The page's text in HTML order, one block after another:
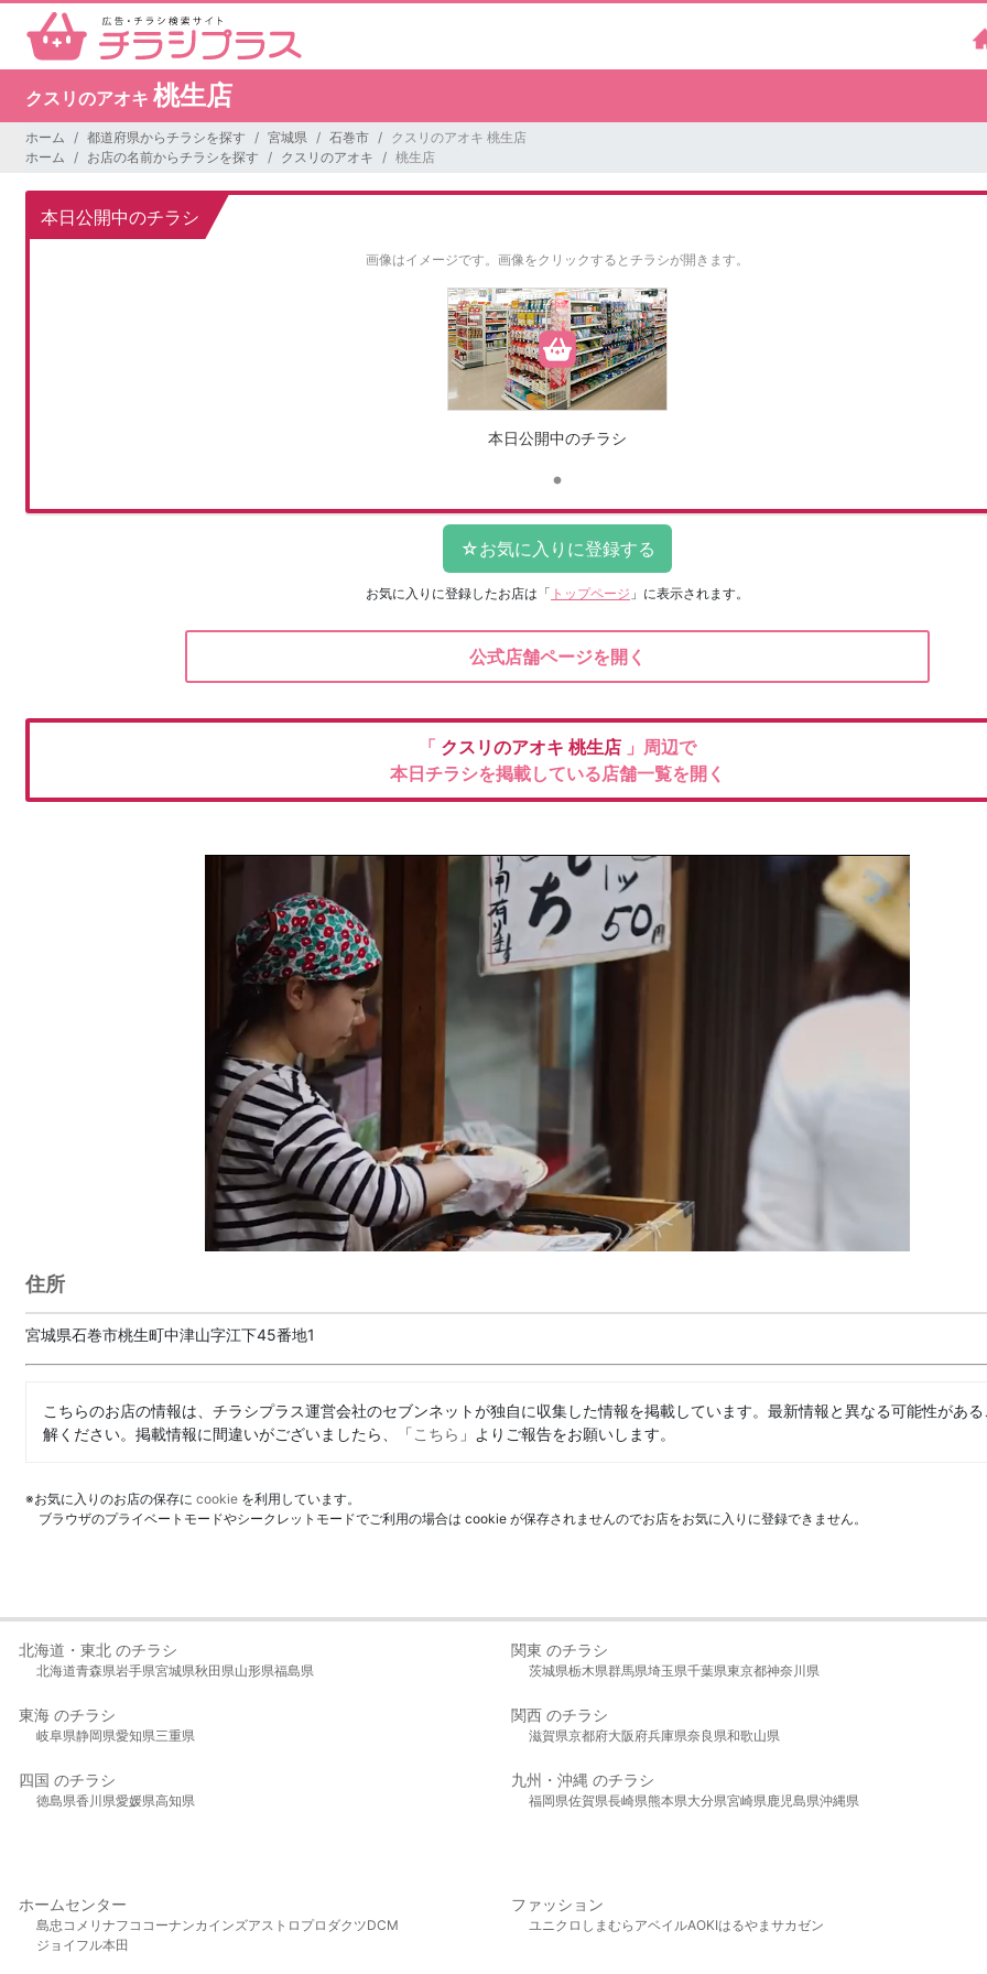
クスリのアオキ 桃生店
ホーム 都道府県からチラシを探す 宮城県 石巻市
クスリのアオキ 桃生店
ホーム
お店の名前からチラシを探す クスリのアオキ 桃生店
本日公開中のチラシ
画像はイメージです。 画像をクリックするとチラシが開きます。
本日公開中のチラシ
お気に入りに登録したお店は 「 トップページ 」に表示されます。
公式店舗ページを開く
「 クスリのアオキ 桃生店 」周辺で
本日チラシを掲載している店舗一覧を開く
住所
宮城県石巻市桃生町中津山字江下45番地1
こちらのお店の情報は、チラシプラス運営会社のセブンネットが独自に収集した情報を掲載しています。最新情報と異なる可能性があ
解ください。掲載情報に間違いがございましたら、「こちら 」よりご報告をお願いします。
※お気に入りのお店の保存に cookie を利用しています。
ブラウザのプライベートモードやシークレットモードでご利用の場合は cookie が保存されませんのでお店をお気に入りに登録できません。
北海道・東北 のチラシ
北海道青森県岩手県宮城県秋田県山形県福島県
関東 のチラシ
茨城県栃木県群馬県埼玉県千葉県東京都神奈川県
東海 のチラシ
岐阜県静岡県愛知県三重県
関西 のチラシ
滋賀県京都府大阪府兵庫県奈良県和歌山県
四国 のチラシ
徳島県香川県愛媛県高知県
九州・沖縄 のチラシ
福岡県佐賀県長崎県熊本県大分県宮崎県鹿児島県沖縄県
ホームセンター
島忠 コメリ ナフコ コーナンカインズアストロプロダクツDCM
ジョイフル本田
ファッション
ユニクロ しまむら アベイルAOKIはるやま サカゼン